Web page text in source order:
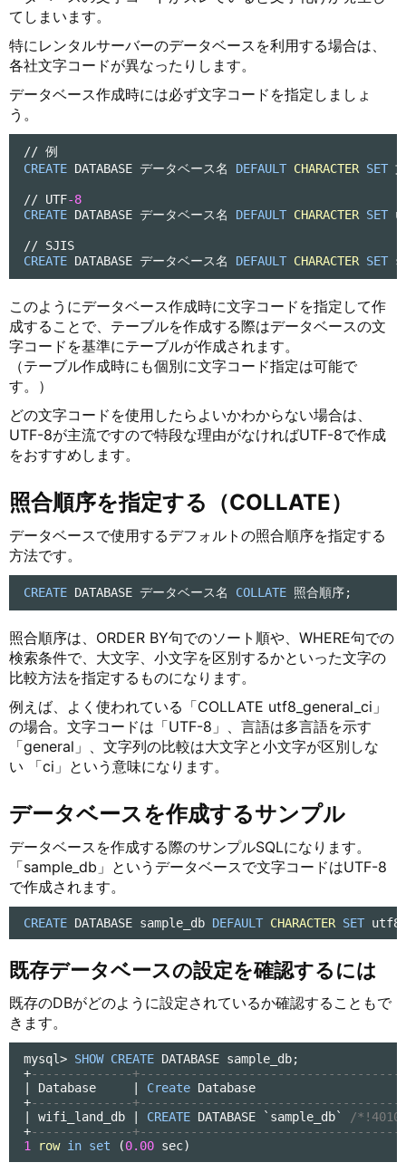
てしまいます。
特にレンタルサーバーのデータベースを利用する場合は、
各社文字コードが異なったりします。
データベース作成時には必ず文字コードを指定しましょ
う。
//
CREATE DATABASE データベース名 DEFAULT CHARACTER SET
// UTF-8
CREATE DATABASE データベース名 DEFAULT CHARACTER SET
//
CREATE DATABASE データベース名 DEFAULT CHARACTER SET
このようにデータベース作成時に文字コードを指定して作
成することで、テーブルを作成する際はデータベースの文
字コードを基準にテーブルが作成されます。
（テーブル作成時にも個別に文字コード指定は可能で
す。）
どの文字コードを使用したらよいかわからない場合は、
UTF-8が主流ですので特段な理由がなければUTF-8で作成
をおすすめします。
照合順序を指定する（COLLATE）
データベースで使用するデフォルトの照合順序を指定する
方法です。
CREATE DATABASE データベース名 COLLATE 照合順序;
照合順序は、ORDER BY句でのソート順や、WHERE句での
検索条件で、大文字、小文字を区別するかといった文字の
比較方法を指定するものになります。
例えば、よく使われている「COLLATE utf8_general_ci」
の場合。文字コードは「UTF-8」、言語は多言語を示す
「general」、文字列の比較は大文字と小文字が区別しな
い 「ci」という意味になります。
データベースを作成するサンプル
データベースを作成する際のサンプルSQLになります。
「sample_db」というデータベースで文字コードはUTF-8
で作成されます。
CREATE DATABASE sample_db DEFAULT CHARACTER SET
既存データベースの設定を確認するには
既存のDBがどのように設定されているか確認することもで
きます。
mysql> SHOW CREATE
+--------------
Database Create
+--------------
wifi_land_db CREATE DATABASE `sample_db`
/
+--------------
1
row in set (0.00 sec)